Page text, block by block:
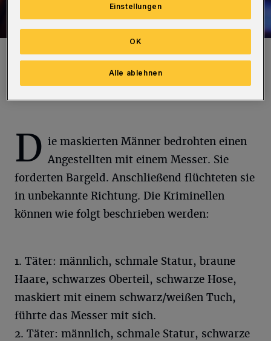
Foto: Polizei
D ie maskierten Männer bedrohten einen
Angestellten mit einem Messer. Sie
forderten Bargeld. Anschließend flüchteten sie
in unbekannte Richtung. Die Kriminellen
können wie folgt beschrieben werden:
1. Täter: männlich, schmale Statur, braune
Haare, schwarzes Oberteil, schwarze Hose,
maskiert mit einem schwarz/weißen Tuch,
führte das Messer mit sich.
2. Täter: männlich, schmale Statur, schwarze
Einstellungen
Alle ablehnen
OK